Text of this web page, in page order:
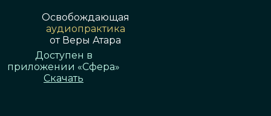
Освобождающая
аудиопрактика
от Веры Атара
Доступен в
приложении «Сфера»
Скачать